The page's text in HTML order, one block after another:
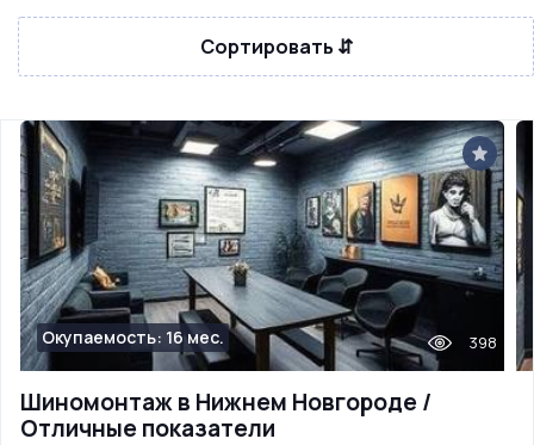
Окупаемость Возраст
Сортировать ⇵
Шиномонтаж в Нижнем Новгороде /
Отличные показатели
Окупаемость: 16 мес. 398